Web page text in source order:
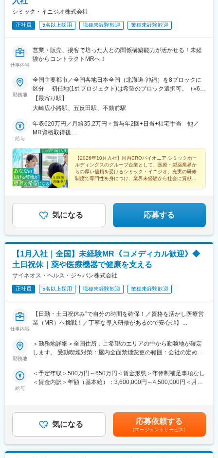
シミック・イニジオ株式会社
正社員 5名以上採用 職種未経験歓迎 業種未経験歓迎
仕事内容
営業・販売、接客で培った人との関係構築能力が活かせる！未経
験からコントラクトMRへ！
勤務地
全国主要都市／全国各地日本全国（北海道-沖縄）を8ブロックに
区分 初任地(1st プロジェクト)は希望のブロック選択可。（※6都
道府県以上、ブロック内での転居は必須） ※2ブロック以上の広
域内転勤可能な場合は入社一時金支給2ndプロジェクト以降は4ブ
西五反田7丁目7-7 SGスクエア【本社へのアクセス】 ・JR 山手線
「五反田駅」/都営地下鉄 浅草線「五反田駅」 徒歩6分・東急電
徒歩10分
【最寄り駅】
大崎広小路駅、五反田駅、不動前駅
給与
年収620万円／月給35.2万円＋賞与年2回+日当+社宅手当 他／
MR資格取得後
MR経験5年目
【2026年10月入社】国内CROパイオニア シミックホー
ルディングスのグループ企業として、医療・製薬業界か
らの厚い信頼を受けるシミック・イニジオ。充実の研修
制度で専門性を身につけ、業界未経験から社会に貢献す
気になる 応募する
【1月入社｜全国】未経験MR《コメディカル歓迎》◆
土日祝休｜薬や医療機器で健康を支える
サイネオス・ヘルス・ジャパン株式会社
正社員 5名以上採用 職種未経験歓迎 業種未経験歓迎
仕事内容
【日勤・土日祝休み”で自分の時間を確保！／資格を活かし医療営
業（MR）へ挑戦！／丁寧な導入研修があるので安心◎】
《資格と想いがあれば活躍できる！》
「誰かのためになる仕事がしたい」「社会貢献につながる仕事を
ます。
これまでの経験を活かして新たなフィールドで活躍したい方を歓
■夜勤なし！日勤・土日祝休みで働き方改善・ワークライフバラン
スの両立が叶う！
■明確な評価制度あり！自身の成果や頑張りが客観的に評価され、
年収に反映されます。また、在籍年数が増えると永年勤続報奨金
や四半期一時金などの手当もアップします。つまり、やりがいや
勤務地
＜勤務地詳細＞全国住所：ご希望のエリアの中から勤務地が確定
します。 受動喫煙対策：屋内全面禁煙変更の範囲：会社の定める
給与
＜予定年収＞500万円～650万円＜賃金形態＞年俸制補足事項なし
＜賃金内訳＞年額（基本給）：3,600,000円～4,500,000円＜月額
動・四半期一時金：10万円（四半期に1回、10万円程度支給）※た
だし支給条件有。他、永続勤務報奨金（3年勤務5万円支給、5年
勤務10万円…）ございます。賃金はあくまでも目安の金額であ
り、選考を通じて上下する可能性があります。月給(月額)は固定手
当を含めた表記です。
気になる 応募依頼する
（エージェントサービス）